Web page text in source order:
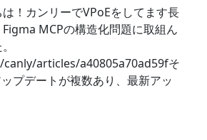
！カンリーでVPoEをしてます長
MCPの構造化問題に取組ん
articles/a40805a70ad59fそ
プデートが複数あり、最新アッ